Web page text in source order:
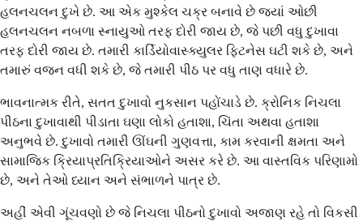
હલનચલન દુખે છે. આ એક મુશ્કેલ ચક્ર બનાવે છે જ્યાં ઓછી
હલનચલન નબળા સ્નાયુઓ તરફ દોરી જાય છે, જે પછી વધુ દુખાવા
તરફ દોરી જાય છે. તમારી કાર્ડિયોવાસ્ક્યુલર ફિટનેસ ઘટી શકે છે, અને
તમારું વજન વધી શકે છે, જે તમારી પીઠ પર વધુ તાણ વધારે છે.
ભાવનાત્મક રીતે, સતત દુખાવો નુકસાન પહોંચાડે છે. ક્રોનિક નિચલા
પીઠના દુખાવાથી પીડાતા ઘણા લોકો હતાશા, ચિંતા અથવા હતાશા
અનુભવે છે. દુખાવો તમારી ઊંઘની ગુણવત્તા, કામ કરવાની ક્ષમતા અને
સામાજિક ક્રિયાપ્રતિક્રિયાઓને અસર કરે છે. આ વાસ્તવિક પરિણામો
છે, અને તેઓ ધ્યાન અને સંભાળને પાત્ર છે.
અહીં એવી ગૂંચવણો છે જે નિચલા પીઠનો દુખાવો અજાણ રહે તો વિકસી